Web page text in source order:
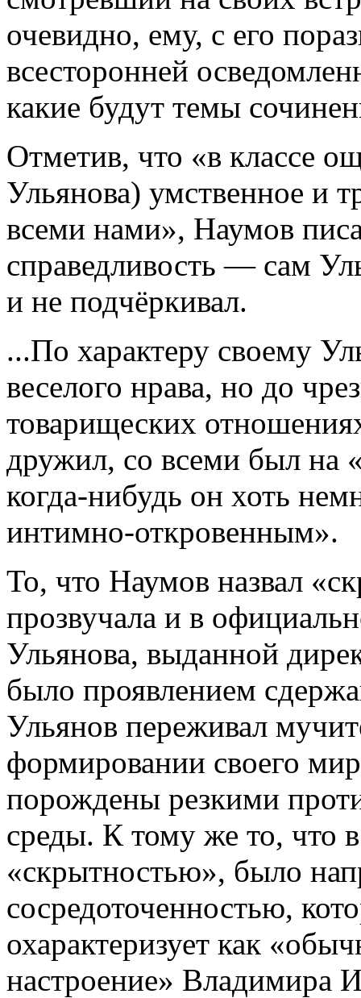
очевидно, ему, с его
всесторонней
какие будут темы
Отметив, что «в классе
Ульянова) умственное и
всеми нами», Наумов
справедливость — сам
и не подчёркивал.
...По характеру своему
веселого нрава, но до
товарищеских
дружил, со всеми был на
когда-нибудь он хоть
интимно-откровенным».
То, что Наумов назвал
прозвучала и в
Ульянова, выданной
было проявлением
Ульянов переживал
формировании своего
порождены резкими
среды. К тому же то, что
«скрытностью», было
сосредоточенностью,
охарактеризует как
настроение» Владимира